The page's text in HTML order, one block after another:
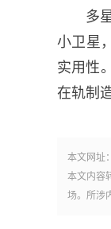
多
小卫星
实用性
在轨制
本文网址
本文内容
场。所涉